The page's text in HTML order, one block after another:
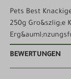
Pets Best
250g Gro&szlig;e
BEWERTUNGEN